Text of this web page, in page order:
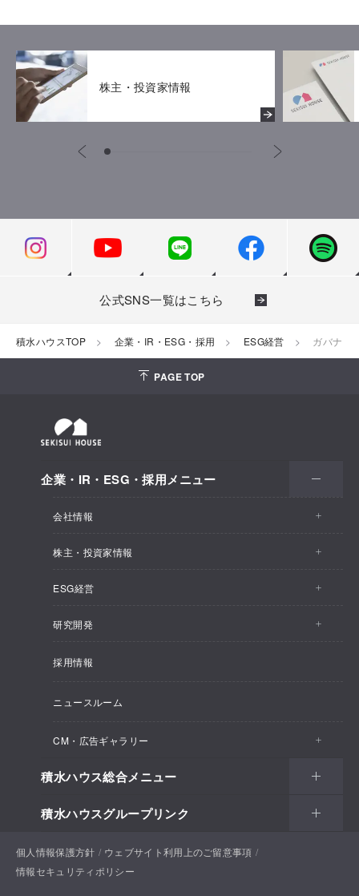
地方創生事業
株主・投資家情報
公式SNS一覧はこちら
積水ハウスTOP 企業・IR・ESG・採用 ESG経営 ガバナン
PAGE TOP
企業・IR・ESG・採用メニュー
会社情報
会社情報トップ
事業概要
企業理念
コーポレートガバナンス
株主・投資家情報
株主・投資家情報トップ
IRトピックス
経営計画
M.D.C. Holdings, Incの買収について
受注速報
IRカレンダー
ESG経営
ESG経営トップ
CEOメッセージ
ESG経営の方針・体制
マテリアリティ
環境
ガバナンス
研究開発
しあわせ住まい研究所
総合住宅研究所
採用情報
ニュースルーム
CM・広告ギャラリー
CM・広告ギャラリートップ
CM一覧
新聞広告一覧
積水ハウス総合メニュー
住まい
戸建住宅
土地活用
積水ハウスグループリンク
積水ハウスサポートプラス
個人情報保護方針
ウェブサイト利用上のご留意事項
情報セキュリティポリシー